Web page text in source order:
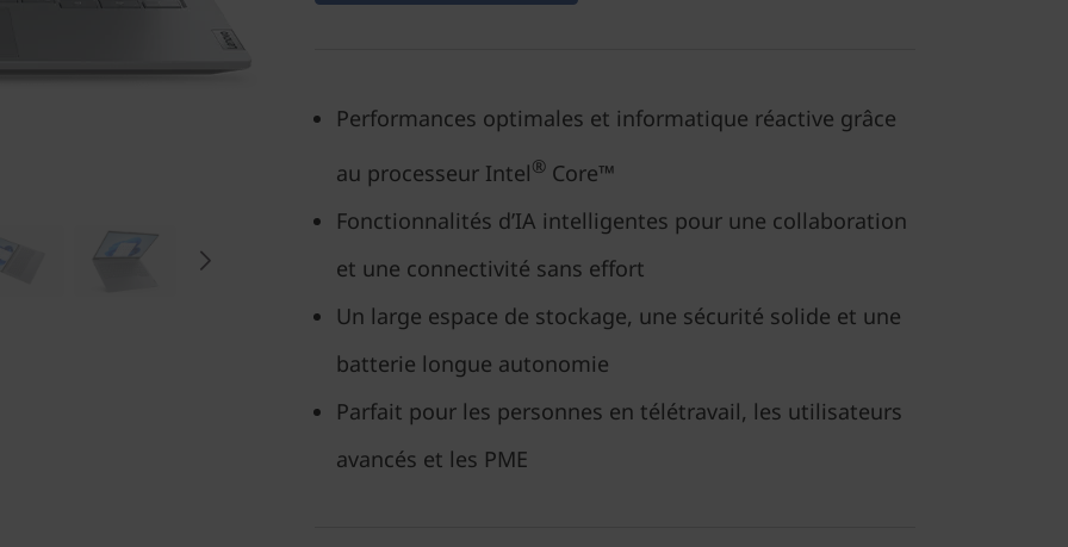
Performances optimales et informatique réactive grâce
au processeur Intel® Core™
Fonctionnalités d’IA intelligentes pour une collaboration
et une connectivité sans effort
Un large espace de stockage, une sécurité solide et une
batterie longue autonomie
Parfait pour les personnes en télétravail, les utilisateurs
avancés et les PME